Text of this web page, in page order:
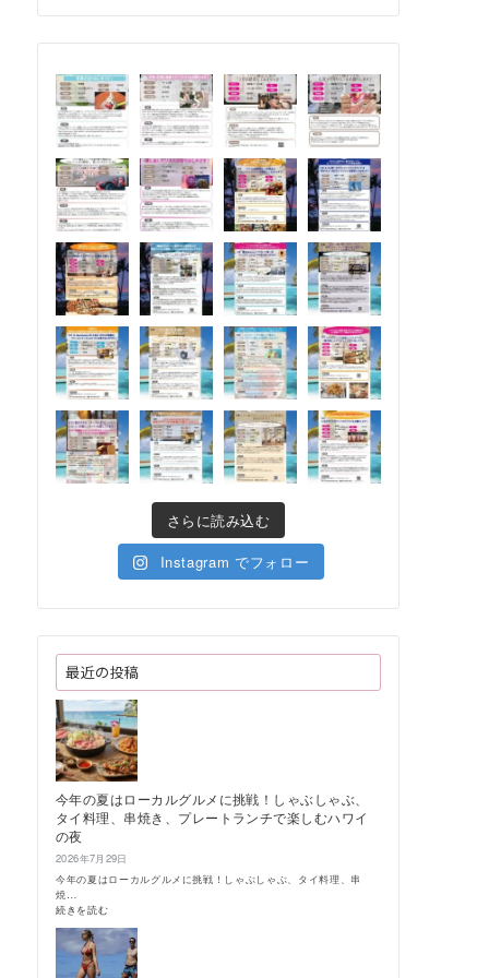
さらに読み込む
Instagram でフォロー
最近の投稿
今年の夏はローカルグルメに挑戦！しゃぶしゃぶ、
タイ料理、串焼き、プレートランチで楽しむハワイ
の夜
2026年7月29日
今年の夏はローカルグルメに挑戦！しゃぶしゃぶ、タイ料理、串
焼…
続きを読む:
年
の